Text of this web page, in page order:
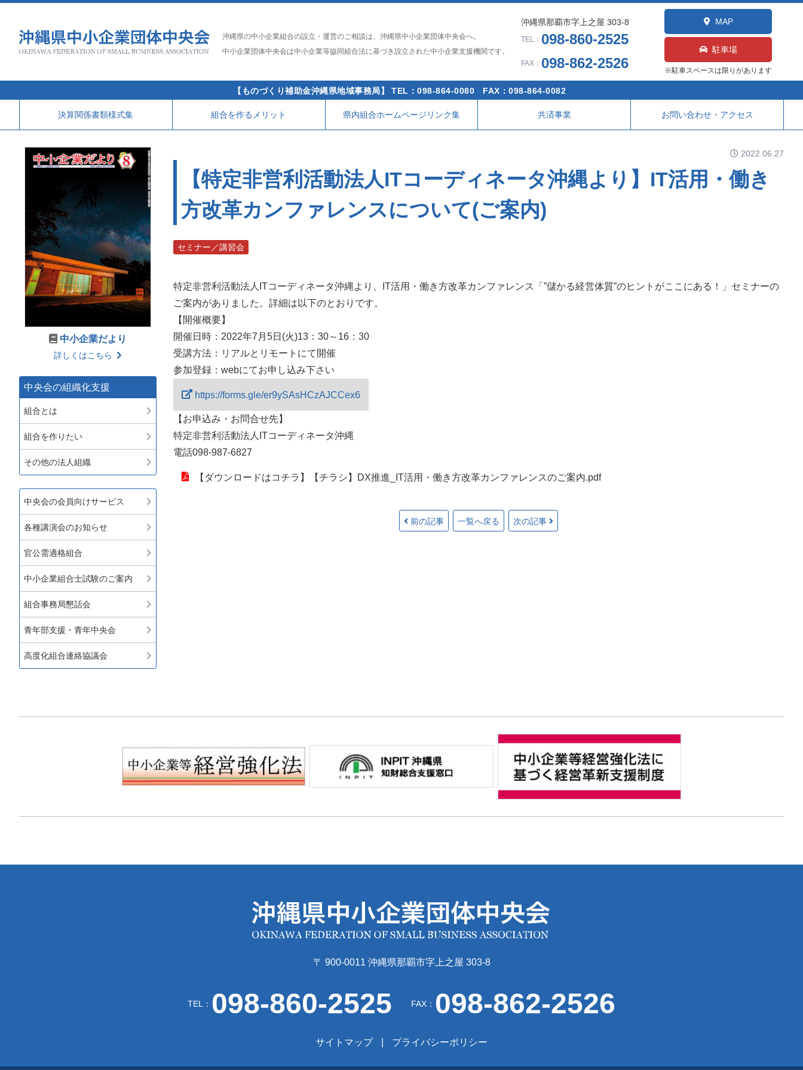
沖縄県の中小企業組合の設立・運営のご相談は、沖縄県中小企業団体中央会へ。
中小企業団体中央会は中小企業等協同組合法に基づき設立された中小企業支援機関です。
沖縄県那覇市字上之屋 303-8
TEL： 098-860-2525
FAX： 098-862-2526
MAP
駐車場
※駐車スペースは限りがあります
【ものづくり補助金沖縄県地域事務局】 TEL：098-864-0080 FAX：098-864-0082
決算関係書類様式集 組合を作るメリット 県内組合ホームページリンク集 共済事業 お問い合わせ・アクセス
2022.06.27
【特定非営利活動法人ITコーディネータ沖縄より】IT活用・働き
方改革カンファレンスについて(ご案内)
セミナー／講習会
特定非営利活動法人ITコーディネータ沖縄より、IT活用・働き方改革カンファレンス「”儲かる経営体質”のヒントがここにある！」セミナーの
ご案内がありました。詳細は以下のとおりです。
【開催概要】
開催日時：2022年7月5日(火)13：30～16：30
受講方法：リアルとリモートにて開催
参加登録：webにてお申し込み下さい
https://forms.gle/er9ySAsHCzAJCCex6
【お申込み・お問合せ先】
特定非営利活動法人ITコーディネータ沖縄
電話098-987-6827
【ダウンロードはコチラ】【チラシ】DX推進_IT活用・働き方改革カンファレンスのご案内.pdf
前の記事 一覧へ戻る 次の記事
中小企業だより
詳しくはこちら
中央会の組織化支援
組合とは
組合を作りたい
その他の法人組織
中央会の会員向けサービス
各種講演会のお知らせ
官公需適格組合
中小企業組合士試験のご案内
組合事務局懇話会
青年部支援・青年中央会
高度化組合連絡協議会
〒 900-0011 沖縄県那覇市字上之屋 303-8
TEL： 098-860-2525 FAX： 098-862-2526
サイトマップ プライバシーポリシー